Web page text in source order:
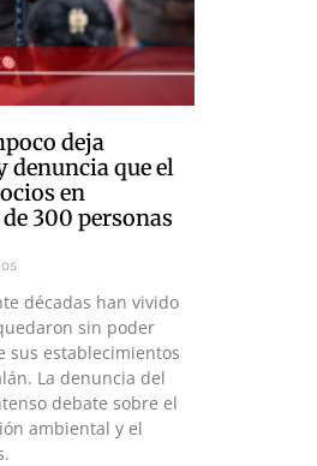
deja
denuncia que el
en
300 personas
décadas han vivido
sin poder
sus establecimientos
La denuncia del
debate sobre el
ambiental y el